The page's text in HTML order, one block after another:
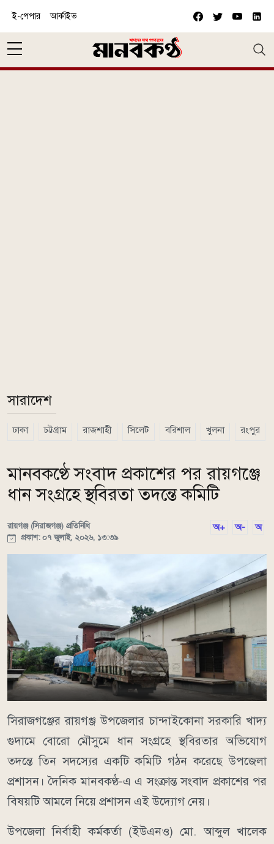
ই-পেপার আর্কাইভ
সারাদেশ
ঢাকা চট্টগ্রাম রাজশাহী সিলেট বরিশাল খুলনা রংপুর
মানবকণ্ঠে সংবাদ প্রকাশের পর রায়গঞ্জে
ধান সংগ্রহে স্থবিরতা তদন্তে কমিটি
রায়গঞ্জ (সিরাজগঞ্জ) প্রতিনিধি
প্রকাশ: ০৭ জুলাই, ২০২৬, ১৩:৩৯
অ+ অ- অ
সিরাজগঞ্জের রায়গঞ্জ উপজেলার চান্দাইকোনা সরকারি খাদ্য
গুদামে বোরো মৌসুমে ধান সংগ্রহে স্থবিরতার অভিযোগ
তদন্তে তিন সদস্যের একটি কমিটি গঠন করেছে উপজেলা
প্রশাসন। দৈনিক মানবকণ্ঠ-এ এ সংক্রান্ত সংবাদ প্রকাশের পর
বিষয়টি আমলে নিয়ে প্রশাসন এই উদ্যোগ নেয়।
উপজেলা নির্বাহী কর্মকর্তা (ইউএনও) মো. আব্দুল খালেক